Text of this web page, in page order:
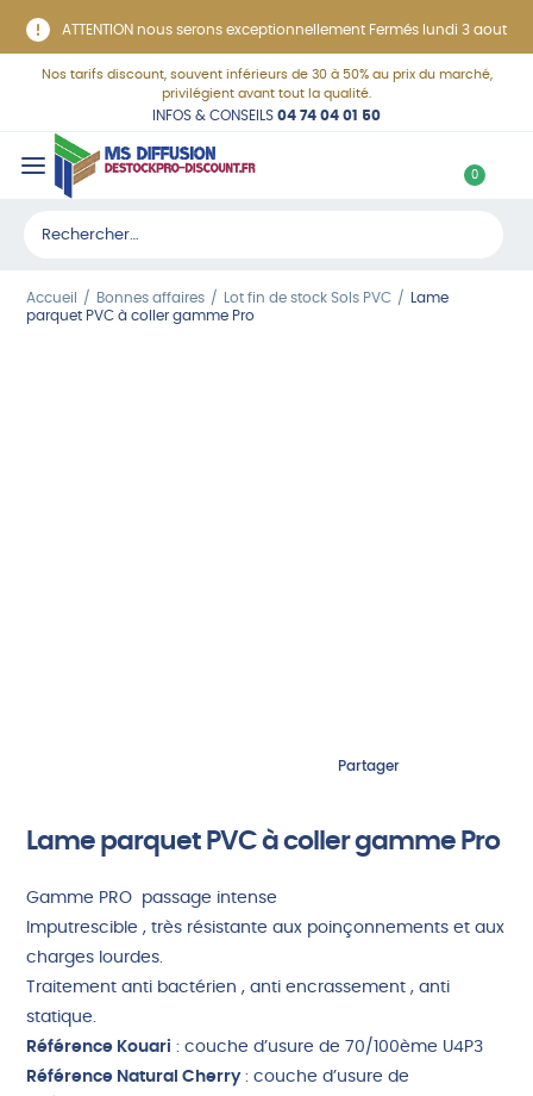
ATTENTION nous serons exceptionnellement Fermés lundi 3 aout
Nos tarifs discount, souvent inférieurs de 30 à 50% au prix du marché,
privilégient avant tout la qualité.
INFOS & CONSEILS 04 74 04 01 50
Rechercher :
0C
Accueil Bonnes affaires Lot fin de stock Sols PVC
Lame
parquet PVC à coller gamme Pro
Partager
Lame parquet PVC à coller gamme Pro
Gamme PRO passage intense
Imputrescible , très résistante aux poinçonnements et aux
charges lourdes.
Traitement anti bactérien , anti encrassement , anti
statique.
Référence Kouari : couche d’usure de 70/100ème U4P3
Référence Natural Cherry: couche d’usure de
Panneau de gestion des cookies